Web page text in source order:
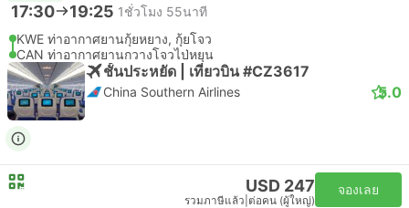
17:30 19:25 1ชั่วโมง 55นาที
KWE ท่าอากาศยานกุ้ยหยาง, กุ้ยโจว
CAN ท่าอากาศยานกวางโจวไป่หยุน
ชั้นประหยัด | เที่ยวบิน #CZ3617
China Southern Airlines 5.0
USD 247
รวมภาษีแล้ว ต่อคน (ผู้ใหญ่)
จองเลย